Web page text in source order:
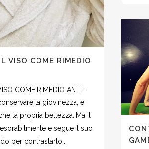
VISO COME RIMEDIO
COME RIMEDIO ANTI-
la giovinezza, e
la propria bellezza. Ma il
e segue il suo
per contrastarlo...